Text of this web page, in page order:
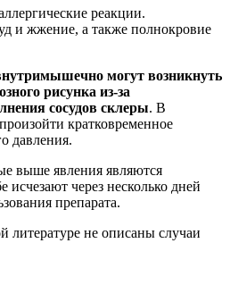
реакции.
и жжение, а также полнокровие
могут возникнуть
рисунка из-за
сосудов склеры. В
кратковременное
давления.
выше явления являются
через несколько дней
препарата.
литературе не описаны случаи